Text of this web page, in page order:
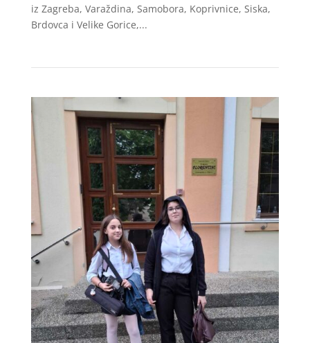
iz Zagreba, Varaždina, Samobora, Koprivnice, Siska,
Brdovca i Velike Gorice,...